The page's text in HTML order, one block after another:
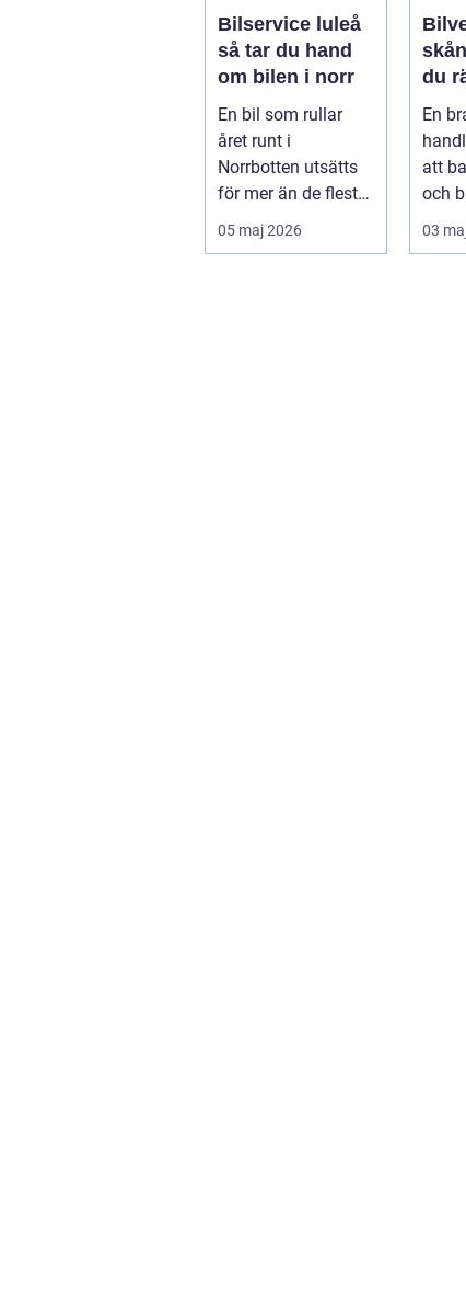
Bilservice luleå
så tar du hand
om bilen i norr
En bil som rullar
året runt i
Norrbotten utsätts
för mer än de flesta
fordon i övriga
landet. Kyla, ...
05 maj 2026
skåne så
du
för
En
att
och
För
03